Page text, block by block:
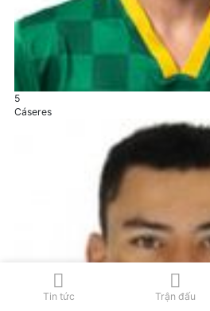
5
Cáseres
Tin tức Trận đấu